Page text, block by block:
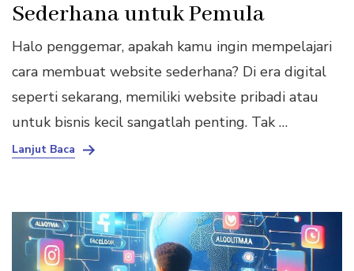
Sederhana untuk Pemula
Halo penggemar, apakah kamu ingin mempelajari
cara membuat website sederhana? Di era digital
seperti sekarang, memiliki website pribadi atau
untuk bisnis kecil sangatlah penting. Tak …
Lanjut Baca